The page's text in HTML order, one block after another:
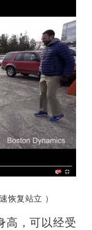
恢复站立 ）
高，可以经受